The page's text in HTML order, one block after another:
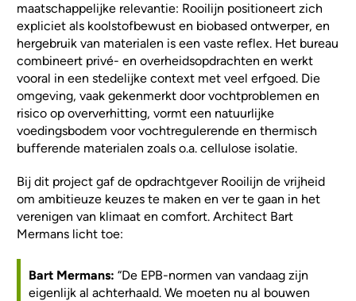
maatschappelijke relevantie: Rooilijn positioneert zich
expliciet als koolstofbewust en biobased ontwerper, en
hergebruik van materialen is een vaste reflex. Het bureau
combineert privé- en overheidsopdrachten en werkt
vooral in een stedelijke context met veel erfgoed. Die
omgeving, vaak gekenmerkt door vochtproblemen en
risico op oververhitting, vormt een natuurlijke
voedingsbodem voor vochtregulerende en thermisch
bufferende materialen zoals o.a. cellulose isolatie.
Bij dit project gaf de opdrachtgever Rooilijn de vrijheid
om ambitieuze keuzes te maken en ver te gaan in het
verenigen van klimaat en comfort. Architect Bart
Mermans licht toe:
Bart Mermans: “De EPB-normen van vandaag zijn
eigenlijk al achterhaald. We moeten nu al bouwen